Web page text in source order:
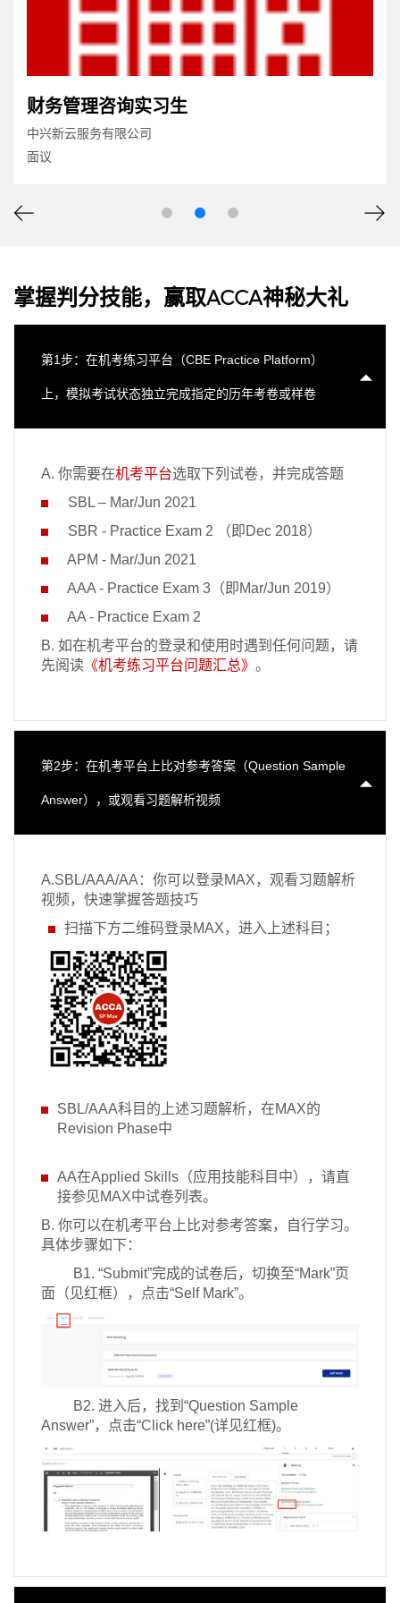
财务管理咨询实习生
中兴新云服务有限公司
面议
掌握判分技能，赢取ACCA神秘大礼
第1步：在机考练习平台（CBE Practice Platform）
上，模拟考试状态独立完成指定的历年考卷或样卷
A. 你需要在机考平台选取下列试卷，并完成答题
SBL – Mar/Jun 2021
SBR - Practice Exam 2 （即Dec 2018）
APM - Mar/Jun 2021
AAA - Practice Exam 3（即Mar/Jun 2019）
AA - Practice Exam 2
B. 如在机考平台的登录和使用时遇到任何问题，请
先阅读 《机考练习平台问题汇总》 。
第2步：在机考平台上比对参考答案（Question Sample
Answer），或观看习题解析视频
A.SBL/AAA/AA：你可以登录MAX，观看习题解析
视频，快速掌握答题技巧
扫描下方二维码登录MAX，进入上述科目；
SBL/AAA科目的上述习题解析，在MAX的
Revision Phase中
AA在Applied Skills（应用技能科目中），请直
接参见MAX中试卷列表。
B. 你可以在机考平台上比对参考答案，自行学习。
具体步骤如下：
B1. “Submit”完成的试卷后，切换至“Mark”页
面（见红框），点击“Self Mark”。
B2. 进入后，找到“Question Sample
Answer”，点击“Click here”(详见红框)。